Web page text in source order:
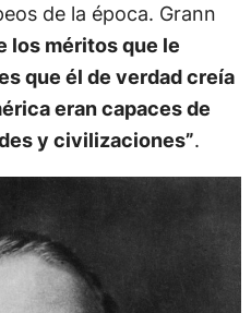
de la época. Grann
los méritos que le
que él de verdad creía
eran capaces de
y civilizaciones”.